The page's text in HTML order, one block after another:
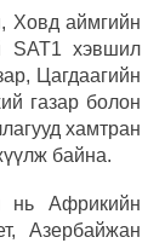
Ховд аймгийн
SAT1 хэвшил
Цагдаагийн
газар болон
хамтран
байна.
нь Африкийн
Азербайжан